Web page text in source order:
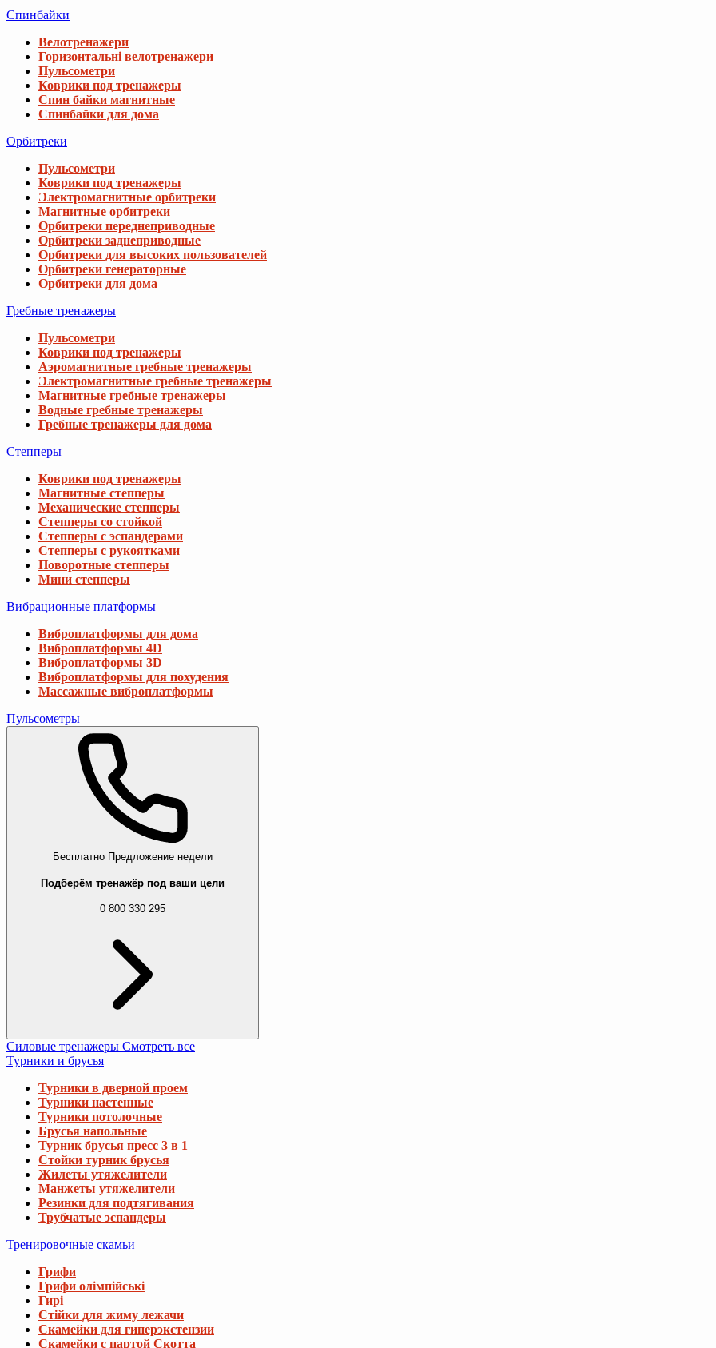
Спинбайки
Велотренажери
Горизонтальні велотренажери
Пульсометри
Коврики под тренажеры
Спин байки магнитные
Спинбайки для дома
Орбитреки
Пульсометри
Коврики под тренажеры
Электромагнитные орбитреки
Магнитные орбитреки
Орбитреки переднеприводные
Орбитреки заднеприводные
Орбитреки для высоких пользователей
Орбитреки генераторные
Орбитреки для дома
Гребные тренажеры
Пульсометри
Коврики под тренажеры
Аэромагнитные гребные тренажеры
Электромагнитные гребные тренажеры
Магнитные гребные тренажеры
Водные гребные тренажеры
Гребные тренажеры для дома
Степперы
Коврики под тренажеры
Магнитные степперы
Механические степперы
Степперы со стойкой
Степперы с эспандерами
Степперы с рукоятками
Поворотные степперы
Мини степперы
Вибрационные платформы
Виброплатформы для дома
Виброплатформы 4D
Виброплатформы 3D
Виброплатформы для похудения
Массажные виброплатформы
Пульсометры
Бесплатно Предложение недели
Подберём тренажёр под ваши цели
0 800 330 295
Силовые тренажеры Смотреть все
Турники и брусья
Турники в дверной проем
Турники настенные
Турники потолочные
Брусья напольные
Турник брусья пресс 3 в 1
Стойки турник брусья
Жилеты утяжелители
Манжеты утяжелители
Резинки для подтягивания
Трубчатые эспандеры
Тренировочные скамьи
Грифи
Грифи олімпійські
Гирі
Стійки для жиму лежачи
Скамейки для гиперэкстензии
Скамейки с партой Скотта